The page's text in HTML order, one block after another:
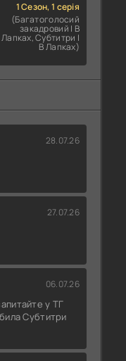
1 Сезон, 1 серія
(Багатоголосий
закадровий | В
Лапках, Субтитри |
В Лапках)
28.07.26
27.07.26
06.07.26
у ТГ
Субтитри